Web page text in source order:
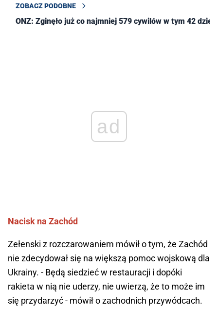
ZOBACZ PODOBNE
ONZ: Zginęło już co najmniej 579 cywilów w tym 42 dzieci
ad
Nacisk na Zachód
Zełenski z rozczarowaniem mówił o tym, że Zachód
nie zdecydował się na większą pomoc wojskową dla
Ukrainy. - Będą siedzieć w restauracji i dopóki
rakieta w nią nie uderzy, nie uwierzą, że to może im
się przydarzyć - mówił o zachodnich przywódcach.